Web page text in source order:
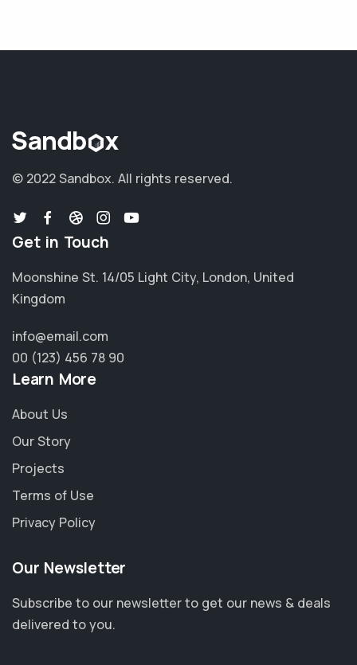
© 2022 Sandbox. All rights reserved.
Get in Touch
Moonshine St. 14/05 Light City, London, United
Kingdom
info@email.com
00 (123) 456 78 90
Learn More
About Us
Our Story
Projects
Terms of Use
Privacy Policy
Our Newsletter
Subscribe to our newsletter to get our news & deals
delivered to you.